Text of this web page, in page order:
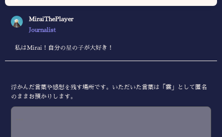
MiraiThePlayer
Journalist
私はMirai！自分の星の子が大好き！
浮かんだ言葉や感想を残す場所です。いただいた言葉は「雲」として匿名
のままお預かりします。